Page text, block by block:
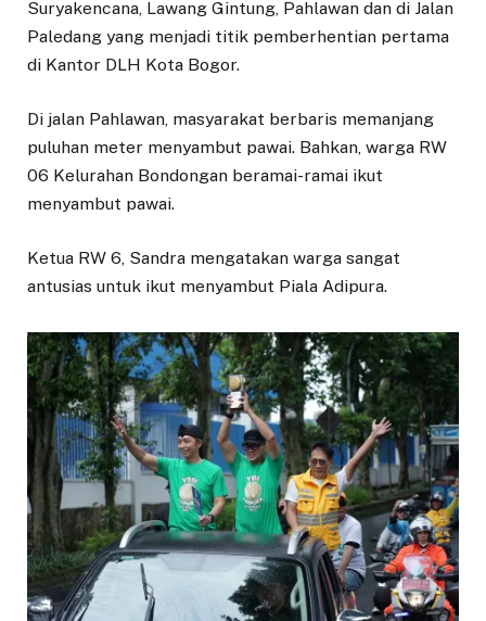
Suryakencana, Lawang Gintung, Pahlawan dan di Jalan
Paledang yang menjadi titik pemberhentian pertama
di Kantor DLH Kota Bogor.
Di jalan Pahlawan, masyarakat berbaris memanjang
puluhan meter menyambut pawai. Bahkan, warga RW
06 Kelurahan Bondongan beramai-ramai ikut
menyambut pawai.
Ketua RW 6, Sandra mengatakan warga sangat
antusias untuk ikut menyambut Piala Adipura.